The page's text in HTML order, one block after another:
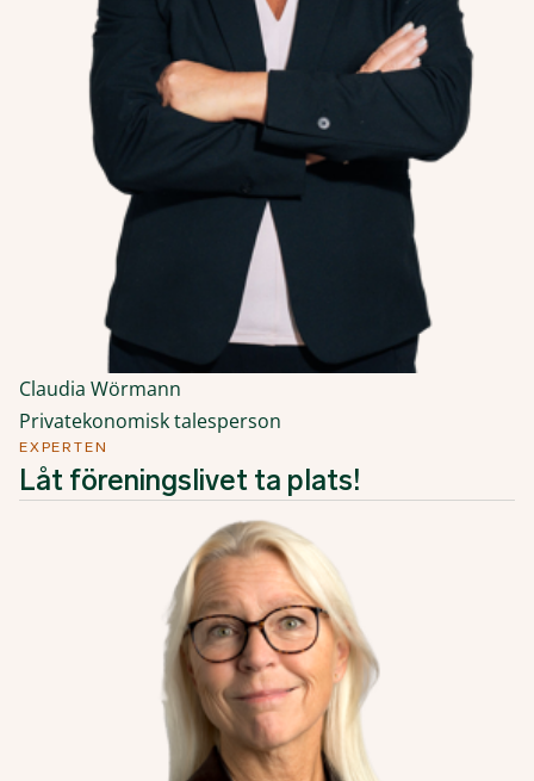
Claudia Wörmann
Privatekonomisk talesperson
EXPERTEN
Låt föreningslivet ta plats!